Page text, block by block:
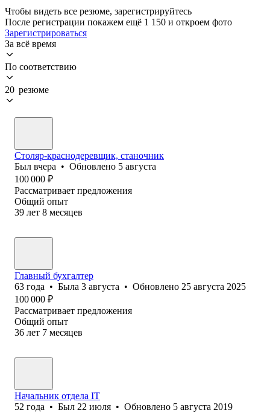
Чтобы видеть все резюме, зарегистрируйтесь
После регистрации покажем ещё 1 150 и откроем фото
Зарегистрироваться
За всё время
По соответствию
20 резюме
Столяр-краснодеревщик, станочник
Был вчера • Обновлено 5 августа
100 000 ₽
Рассматривает предложения
Общий опыт
39 лет 8 месяцев
Главный бухгалтер
63 года • Была 3 августа • Обновлено 25 августа 2025
100 000 ₽
Рассматривает предложения
Общий опыт
36 лет 7 месяцев
Начальник отдела IT
52 года • Был 22 июля • Обновлено 5 августа 2019